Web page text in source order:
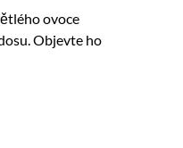
ovoce
Objevte ho